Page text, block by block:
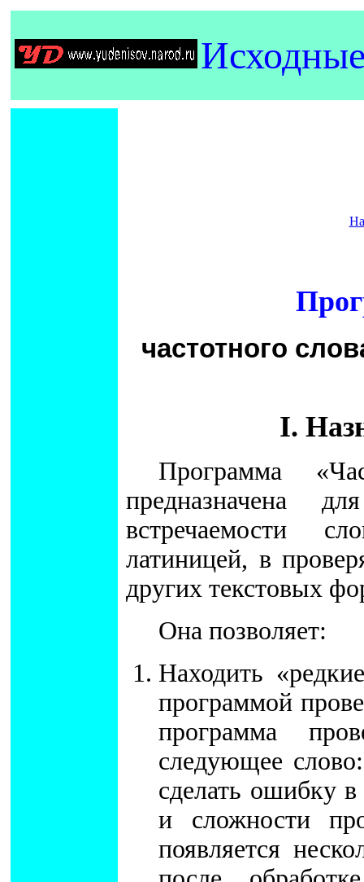
частотного
I.
Программа
предназначена
встречаемости
латиницей, в
других текстовых
Она позволяет:
Находить
программой
программа
следующее
сделать ошибку
и сложности
появляется